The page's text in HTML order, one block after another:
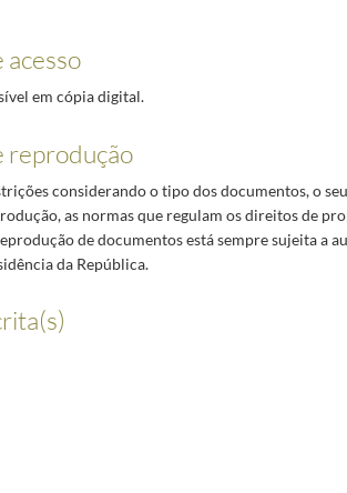
acesso
em cópia digital.
reprodução
considerando o tipo dos documentos, o
as normas que regulam os direitos de
de documentos está sempre sujeita a
da República.